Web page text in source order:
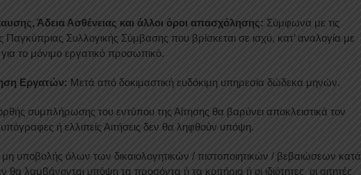
Άδεια Ασθένειας και άλλοι όροι απασχόλησης: Σύμφωνα με τις
Παγκύπριας Συλλογικής Σύμβασης που βρίσκεται σε ισχύ, κατ’ αναλογία με
το μόνιμο εργατικό προσωπικό.
Εργατών: Μετά από δοκιμαστική ευδόκιμη υπηρεσία δώδεκα μηνών.
συμπλήρωσης του εντύπου της Αίτησης θα βαρύνει αποκλειστικά τον
ή ελλιπείς Αιτήσεις δεν θα ληφθούν υπόψη.
υποβολής όλων των δικαιολογητικών / πιστοποιητικών / βεβαιώσεων κατά
θα λαμβάνονται υπόψη τα προσόντα ή τα κριτήρια ή οι ιδιότητες οι αιτητές